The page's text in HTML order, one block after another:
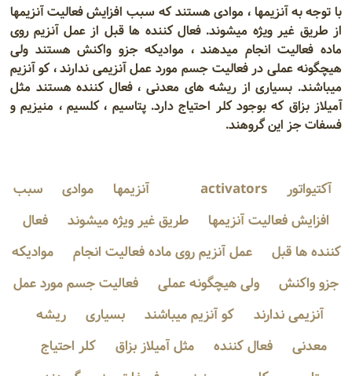
با توجه به آنزیمها ، موادی هستند که سبب افزایش فعالیت آنزیمها
از طریق غیر ویژه میشوند. فعال کننده ها قبل از عمل آنزیم روی
ماده فعالیت انجام میدهند ، موادیکه جزو واکنش هستند ولی
هیچگونه عملی در فعالیت جسم مورد عمل آنزیمی ندارند ، کو آنزیم
میباشند. بسیاری از ریشه های معدنی ، فعال کننده هستند مثل
آمیلاز بزاق که بوجود کلر احتیاج دارد. پتاسیم ، کلسیم ، منیزیم و
فسفات جز این گروهند.
آکتیواتور activators آنزیمها موادی
سبب
افزایش فعالیت آنزیمها
طریق غیر ویژه میشوند
فعال
کننده ها قبل
عمل آنزیم روی ماده فعالیت انجام
موادیکه
جزو واکنش
ولی هیچگونه عملی
فعالیت جسم مورد عمل
آنزیمی ندارند
کو آنزیم میباشند بسیاری
ریشه
معدنی
فعال کننده مثل آمیلاز بزاق
کلر احتیاج